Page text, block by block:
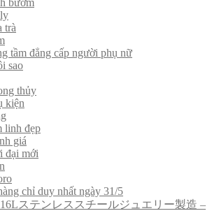
trà
tầm đẳng cấp người phụ nữ
sao
thủy
kiện
linh đẹp
giá
đại mới
chỉ duy nhất ngày 31/5
ステンレススチールジュエリー製造 –